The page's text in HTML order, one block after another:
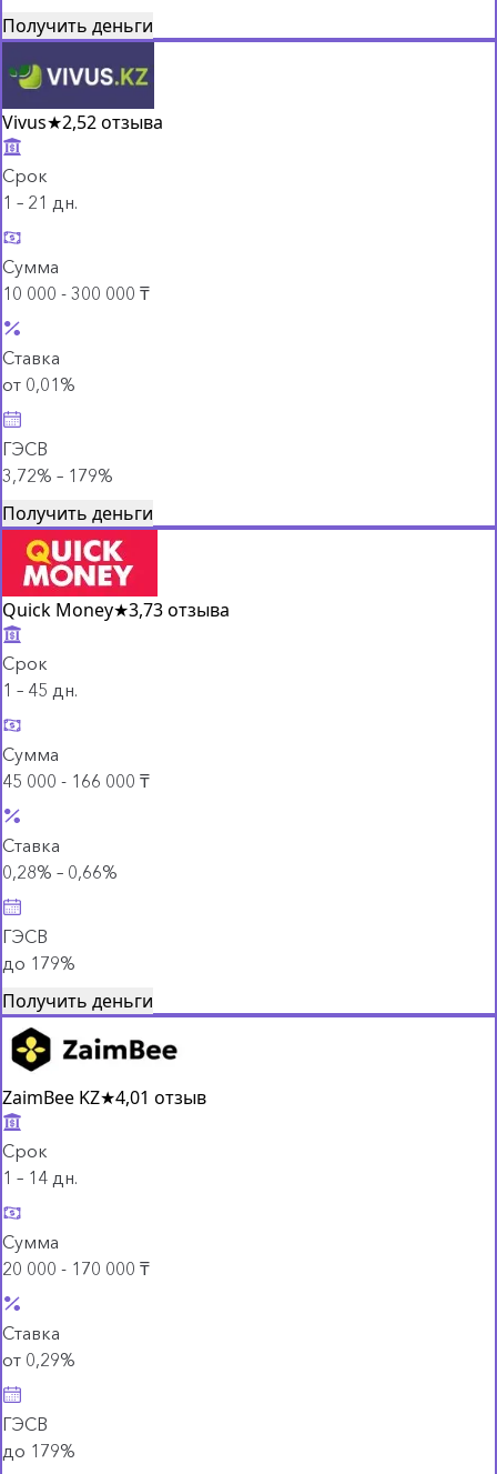
Получить деньги
Vivus★2,52 отзыва
Срок
1 – 21 дн.
Сумма
10 000 - 300 000 ₸
Ставка
от 0,01%
ГЭСВ
3,72% – 179%
Получить деньги
Quick Money★3,73 отзыва
Срок
1 – 45 дн.
Сумма
45 000 - 166 000 ₸
Ставка
0,28% – 0,66%
ГЭСВ
до 179%
Получить деньги
ZaimBee KZ★4,01 отзыв
Срок
1 – 14 дн.
Сумма
20 000 - 170 000 ₸
Ставка
от 0,29%
ГЭСВ
до 179%